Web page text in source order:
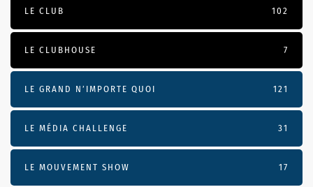
LE CLUB 102
LE CLUBHOUSE 7
LE GRAND N’IMPORTE QUOI 121
LE MÉDIA CHALLENGE 31
LE MOUVEMENT SHOW 17